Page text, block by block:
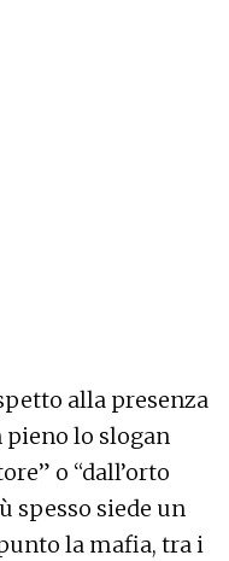
alla presenza
pieno lo slogan
o “dall’orto
spesso siede un
la mafia, tra i